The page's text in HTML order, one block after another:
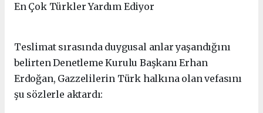
En Çok Türkler Yardım Ediyor
Teslimat sırasında duygusal anlar yaşandığını
belirten Denetleme Kurulu Başkanı Erhan
Erdoğan, Gazzelilerin Türk halkına olan vefasını
şu sözlerle aktardı: